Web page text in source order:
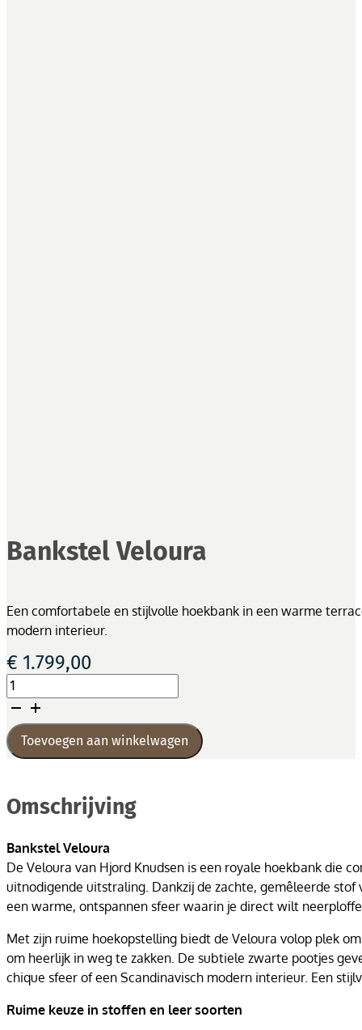
Bankstel Veloura
Een comfortabele en stijlvolle hoekbank in een warme
modern interieur.
€ 1.799,00
Bankstel
Veloura
aantal
Toevoegen aan winkelwagen
Omschrijving
Bankstel Veloura
De Veloura van Hjord Knudsen is een royale hoekbank die
uitnodigende uitstraling. Dankzij de zachte, gemêleerde
een warme, ontspannen sfeer waarin je direct wilt
Met zijn ruime hoekopstelling biedt de Veloura volop plek
om heerlijk in weg te zakken. De subtiele zwarte pootjes
chique sfeer of een Scandinavisch modern interieur. Een
Ruime keuze in stoffen en leer soorten